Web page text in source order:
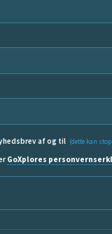
af og til (dette kan
GoXplores